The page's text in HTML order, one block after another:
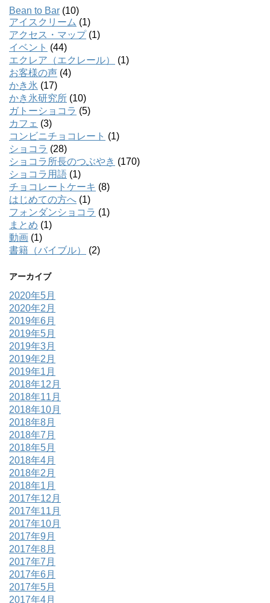
Bean to Bar (10)
アイスクリーム (1)
アクセス・マップ(1)
イベント (44)
エクレア（エクレール）
(1)
お客様の声 (4)
かき氷 (17)
かき氷研究所 (10)
ガトーショコラ (5)
カフェ (3)
コンビニチョコレート (1)
ショコラ (28)
ショコラ所長のつぶやき (170)
ショコラ用語 (1)
チョコレートケーキ (8)
はじめての方へ (1)
フォンダンショコラ (1)
まとめ (1)
動画 (1)
書籍（バイブル）
(2)
アーカイブ
2020年5月
2020年2月
2019年6月
2019年5月
2019年3月
2019年2月
2019年1月
2018年12月
2018年11月
2018年10月
2018年8月
2018年7月
2018年5月
2018年4月
2018年2月
2018年1月
2017年12月
2017年11月
2017年10月
2017年9月
2017年8月
2017年7月
2017年6月
2017年5月
2017年4月